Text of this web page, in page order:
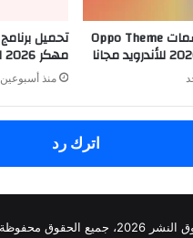
تنزيل متجر السمات Oppo Theme
مهكر 2026 للأندرويد APK مجاناً
منذ أسبوعين
اترك رد
جميع الحقوق محفوظة |